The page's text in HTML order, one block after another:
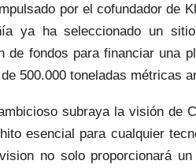
por el cofundador de
ya ha seleccionado un
de fondos para financiar una
500.000 toneladas métricas
subraya la visión de
esencial para cualquier
no solo proporcionará